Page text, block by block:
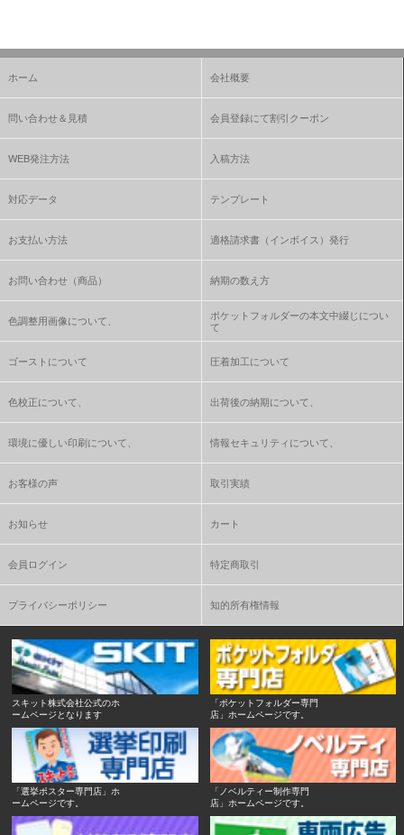
ホーム 会社概要
問い合わせ＆見積 会員登録にて割引クーポン
WEB発注方法 入稿方法
対応データ テンプレート
お支払い方法 適格請求書（インボイス）発行
お問い合わせ（商品） 納期の数え方
色調整用画像について、
ポケットフォルダーの本文中綴じについ
て
ゴーストについて 圧着加工について
色校正について、 出荷後の納期について、
環境に優しい印刷について、 情報セキュリティについて、
お客様の声 取引実績
お知らせ カート
会員ログイン 特定商取引
プライバシーポリシー 知的所有権情報
スキット株式会社公式のホ
ームページとなります
「ポケットフォルダー専門
店」ホームページです。
「選挙ポスター専門店」ホ
ームページです。
「ノベルティー制作専門
店」ホームページです。